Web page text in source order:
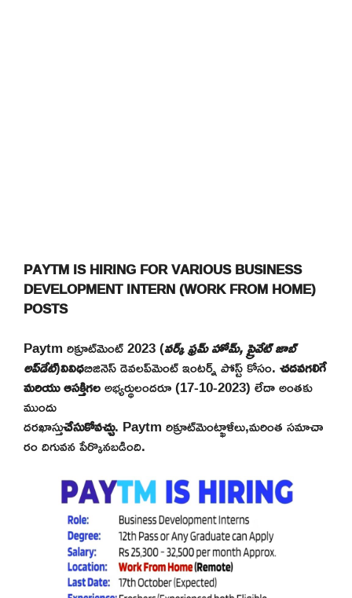
PAYTM IS HIRING FOR VARIOUS BUSINESS
DEVELOPMENT INTERN (WORK FROM HOME)
POSTS
Paytmరిక్రూట్‌మెంట్ 2023 (వర్క్ ఫ్రమ్ హోమ్, ప్రైవేట్ జాబ్
అప్‌డేట్)వివిధబిజినెస్ డెవలప్‌మెంట్ ఇంటర్న్ పోస్ట్ కోసం.చదవగలిగే
మరియు ఆసక్తిగలఅభ్యర్థులందరూ (17-10-2023) లేదా అంతకు
ముందు
దరఖాస్తుచేసుకోవచ్చు. Paytmరిక్రూట్‌మెంట్ఖాళీలు,మరింత సమాచా
రం దిగువన పేర్కొనబడింది.